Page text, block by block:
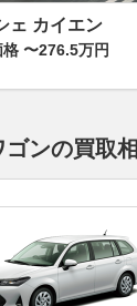
ェ カイエン
〜276.5万円
ンの買取